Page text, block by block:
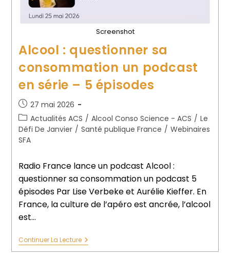
Screenshot
Alcool : questionner sa
consommation un podcast
en série – 5 épisodes
27 mai 2026
Actualités ACS / Alcool Conso Science - ACS / Le
Défi De Janvier / Santé publique France / Webinaires
SFA
Radio France lance un podcast Alcool :
questionner sa consommation un podcast 5
épisodes Par Lise Verbeke et Aurélie Kieffer. En
France, la culture de l’apéro est ancrée, l’alcool
est…
Continuer La Lecture